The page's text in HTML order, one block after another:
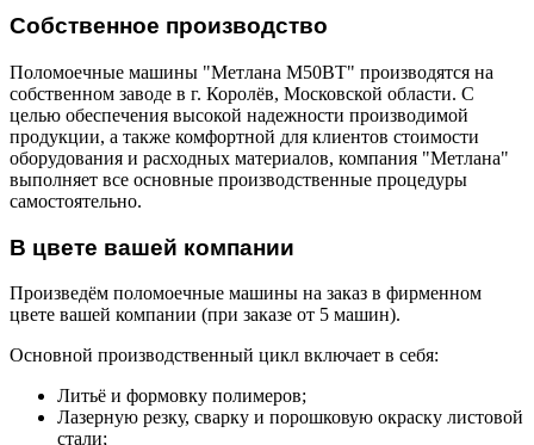
Собственное производство
Поломоечные машины "Метлана М50ВТ" производятся на
собственном заводе в г. Королёв, Московской области. С
целью обеспечения высокой надежности производимой
продукции, а также комфортной для клиентов стоимости
оборудования и расходных материалов, компания "Метлана"
выполняет все основные производственные процедуры
самостоятельно.
В цвете вашей компании
Произведём поломоечные машины на заказ в фирменном
цвете вашей компании (при заказе от 5 машин).
Основной производственный цикл включает в себя:
Литьё и формовку полимеров;
Лазерную резку, сварку и порошковую окраску листовой
стали;